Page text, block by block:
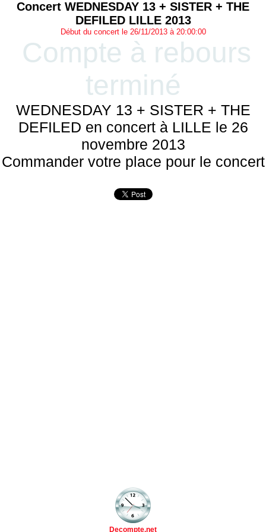
Concert WEDNESDAY 13 + SISTER + THE
DEFILED LILLE 2013
Début du concert le 26/11/2013 à 20:00:00
Compte à rebours
terminé
WEDNESDAY 13 + SISTER + THE
DEFILED en concert à LILLE le 26
novembre 2013
Commander votre place pour le concert
Decompte.net